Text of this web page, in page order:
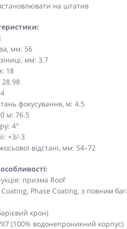
на штатив
мм: 56
мм: 3.7
18
28.98
фокусування, м: 4.5
м: 76.5
4°
+3/-3
відстані, мм: 54–72
призма Roof
Phase Coating, з повним
крон)
(100% водонепроникний корпус)